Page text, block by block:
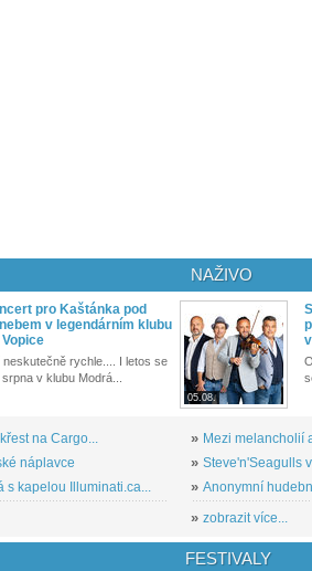
pro Kaštánka pod
v legendárním klubu
neskutečně rychle.... I letos se
v klubu Modrá...
na Cargo...
náplavce
kapelou Illuminati.ca...
NAŽIVO
05.08.
» Mezi melancholií
» Steve'n'Seagulls
» Anonymní
» zobrazit více...
FESTIVALY